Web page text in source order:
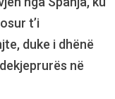
t’i
duke i dhënë
në